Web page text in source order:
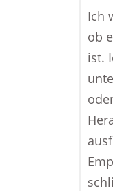
Ich
ob
ist.